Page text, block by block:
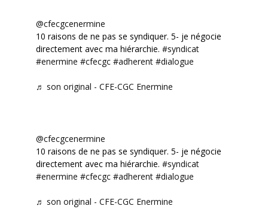
@cfecgcenermine
10 raisons de ne pas se syndiquer. 5- je négocie
directement avec ma hiérarchie. #syndicat
#enermine #cfecgc #adherent #dialogue
♬ son original - CFE-CGC Enermine
@cfecgcenermine
10 raisons de ne pas se syndiquer. 5- je négocie
directement avec ma hiérarchie. #syndicat
#enermine #cfecgc #adherent #dialogue
♬ son original - CFE-CGC Enermine